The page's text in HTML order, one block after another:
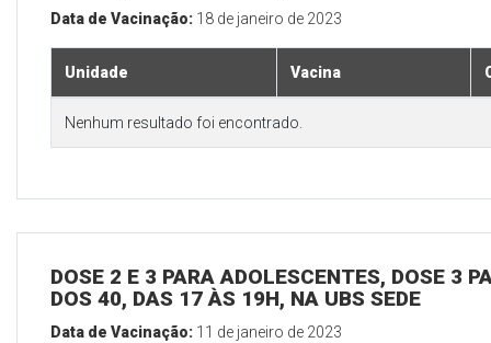
Data de Vacinação: 18 de janeiro de 2023
Unidade Vacina
Nenhum resultado foi encontrado.
DOSE 2 E 3 PARA ADOLESCENTES, DOSE 3
DOS 40, DAS 17 ÀS 19H, NA UBS SEDE
Data de Vacinação: 11 de janeiro de 2023